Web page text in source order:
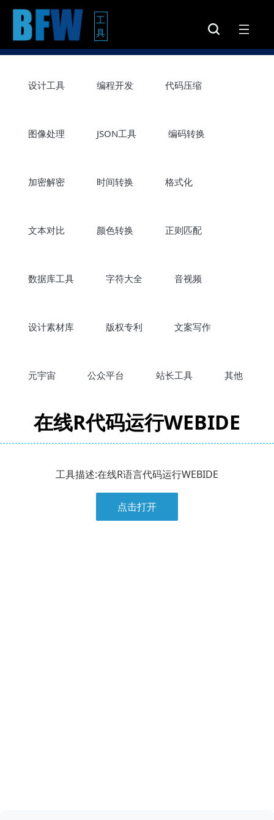
工
具
设计工具 编程开发 代码压缩
图像处理 JSON工具 编码转换
加密解密 时间转换 格式化
文本对比 颜色转换 正则匹配
数据库工具 字符大全 音视频
设计素材库 版权专利 文案写作
元宇宙 公众平台 站长工具 其他
在线R代码运行WEBIDE
工具描述:在线R语言代码运行WEBIDE
点击打开